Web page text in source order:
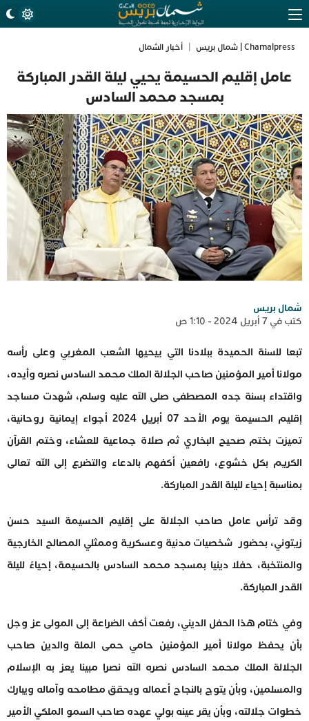
Chamalpress | شمال بريس أخبار الشمال
عامل إقليم الحسيمة يحيي ليلة القدر المباركة
بمسجد محمد السادس
شمال بريس
كتب في 7 أبريل 2024 - 1:10 ص
تبعا للسنة الحميدة ببلادنا التي ييحيها الشعب المغربي وعلى رأسه
مولانا أمير المؤمنين صاحب الجلالة الملك محمد السادس نصره وأيده،
واقتداء بسنة جده المصطفى صلى الله عليه وسلم، شهدت مساجد
إقليم الحسيمة يوم الأحد 07 أبريل 2024 أجواء إيمانية روحانية،
تميزت بختم صحيح البخاري ثم صلاة جماعية للعشاء، وختم القرآن
الكريم بكل خشوع، رافعين أكفهم بالدعاء والتضرع إلى الله تعالى
بمناسبة إحياء لليلة القدر المباركة.
وقد ترأس عامل صاحب الجلالة على إقليم الحسيمة السيد حسن
زيتوني، بحضور شخصيات مدنية وعسكرية وممثلي المصالح الخارجية
والمنتخبة، حفلا دينيا بمسجد محمد السادس بالحسيمة، إحياءً لليلة
القدر المباركة.
وفي ختام هذا الحفل الديني، رفعت أكف الضراعة إلى المولى عز وجل
بأن يحفظ مولانا أمير المؤمنين حامي حمى الملة والدين صاحب
الجلالة الملك محمد السادس نصره الله نصرا مبينا يعز به الإسلام
والمسلمين، وبأن يتوج بالنجاح أعماله ويحقق مطامحه وآماله ويبارك
خطوات جلالته، وبأن يقر عينه بولي عهده صاحب السمو الملكي الأمير